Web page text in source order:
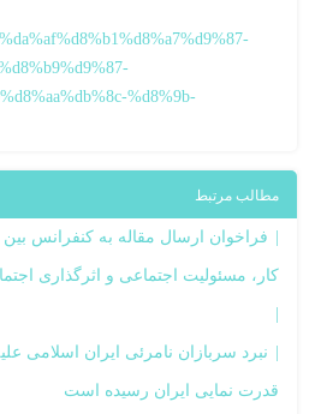
%d8%9b-
مطالب مرتبط
فراخوان ارسال مقاله به کنفرانس
کار، مسئولیت اجتماعی و اثرگذاری
نبرد سربازان نامرئی ایران اسلامی
قدرت نمایی ایران رسیده است